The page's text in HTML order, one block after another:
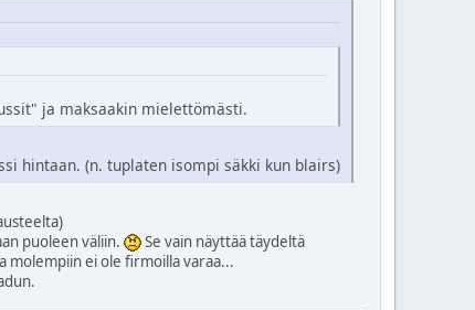
ja maksaakin mielettömästi.
hintaan. (n. tuplaten isompi säkki kun blairs)
puoleen väliin.
Se vain näyttää täydeltä
molempiin ei ole firmoilla varaa...